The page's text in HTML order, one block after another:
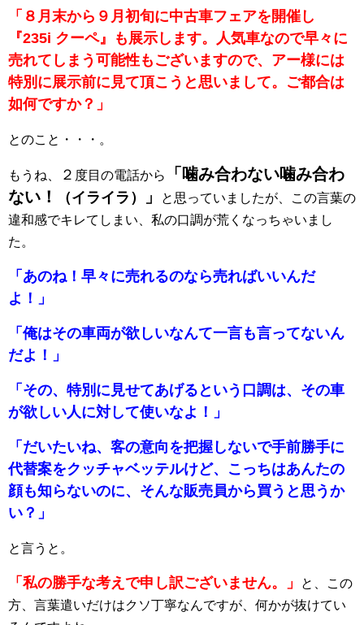
「８月末から９月初旬に中古車フェアを開催し
『235i クーペ』も展示します。人気車なので早々に
売れてしまう可能性もございますので、アー様には
特別に展示前に見て頂こうと思いまして。ご都合は
如何ですか？」
とのこと・・・。
もうね、 ２ 度目の電話から
「噛み合わない噛み合わ
ない！
（イライラ） 」
と思っていましたが、この言葉の
違和感でキレてしまい、私の口調が荒くなっちゃいまし
た。
「あのね！早々に売れるのなら売ればいいんだ
よ！」
「俺はその車両が欲しいなんて一言も言ってないん
だよ！」
「その、特別に見せてあげるという口調は、その車
が欲しい人に対して使いなよ！」
「だいたいね、客の意向を把握しないで手前勝手に
代替案をクッチャベッテルけど、こっちはあんたの
顔も知らないのに、そんな販売員から買うと思うか
い？」
と言うと。
「私の勝手な考えで申し訳ございません。」
と、この
方、言葉遣いだけはクソ丁寧なんですが、何かが抜けてい